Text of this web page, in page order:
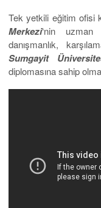
Tek yetkili eğitim ofisi
Merkezi‘nin
danışmanlık,
Sumgayit
diplomasına sahip